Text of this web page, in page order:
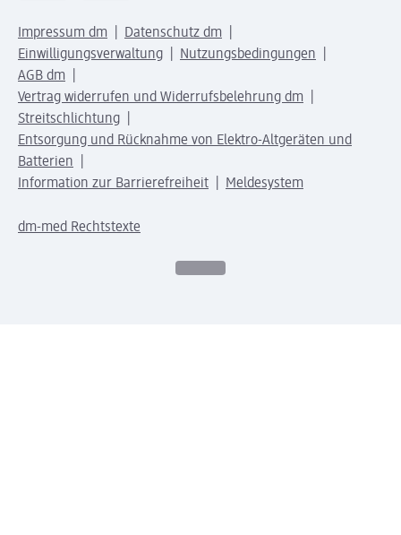
Impressum dm
Datenschutz dm
Einwilligungsverwaltung
Nutzungsbedingungen
AGB dm
Vertrag widerrufen und Widerrufsbelehrung dm
Streitschlichtung
Entsorgung und Rücknahme von Elektro-Altgeräten und
Batterien
Information zur Barrierefreiheit
Meldesystem
dm-med Rechtstexte